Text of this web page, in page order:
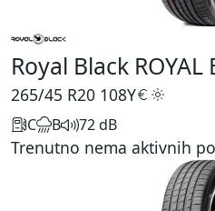
Royal Black ROYAL
265/45 R20 108Y
C B 72 dB
Trenutno nema aktivnih